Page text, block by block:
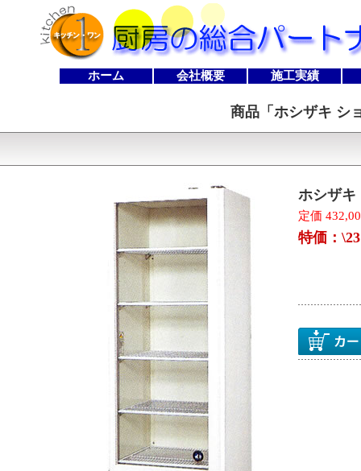
ホーム 会社概要 施工実績
商品「 ホシザキ シ
ホシザ
定価
特価：